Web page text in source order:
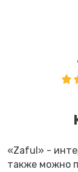
«Zaful» -
также можно